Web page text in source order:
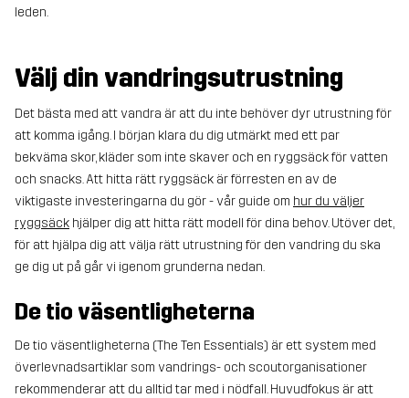
leden.
Välj din vandringsutrustning
Det bästa med att vandra är att du inte behöver dyr utrustning för
att komma igång. I början klara du dig utmärkt med ett par
bekväma skor, kläder som inte skaver och en ryggsäck för vatten
och snacks. Att hitta rätt ryggsäck är förresten en av de
viktigaste investeringarna du gör - vår guide om hur du väljer
ryggsäck hjälper dig att hitta rätt modell för dina behov. Utöver det,
för att hjälpa dig att välja rätt utrustning för den vandring du ska
ge dig ut på går vi igenom grunderna nedan.
De tio väsentligheterna
De tio väsentligheterna (The Ten Essentials) är ett system med
överlevnadsartiklar som vandrings- och scoutorganisationer
rekommenderar att du alltid tar med i nödfall. Huvudfokus är att